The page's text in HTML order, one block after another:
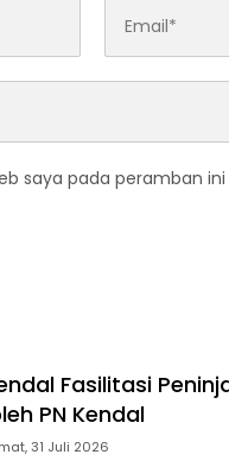
saya pada peramban
Fasilitasi
PN Kendal
31 Juli 2026